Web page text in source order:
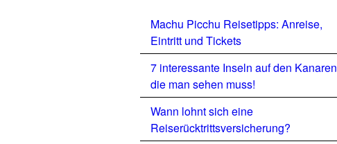
Machu Picchu Reisetipps: Anreise,
Eintritt und Tickets
7 interessante Inseln auf den
die man sehen muss!
Wann lohnt sich eine
Reiserücktrittsversicherung?